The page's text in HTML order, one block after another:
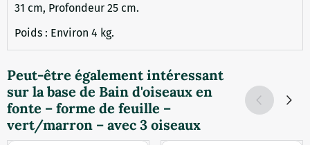
31 cm, Profondeur 25 cm.
Poids : Environ 4 kg.
Peut-être également intéressant
sur la base de Bain d'oiseaux en
fonte – forme de feuille –
vert/marron – avec 3 oiseaux